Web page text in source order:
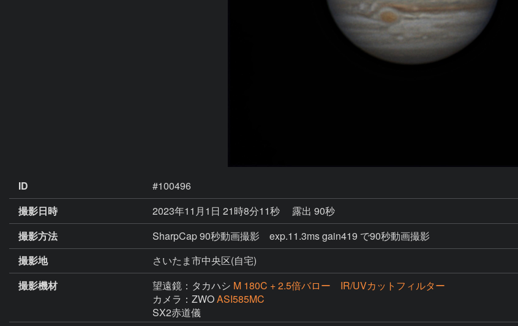
ID
#100496
撮影日時
2023年11月1日 21時8分11秒
露出 90秒
撮影方法
SharpCap 90秒動画撮影 exp.11.3ms gain419 で90秒動画撮影
撮影地
さいたま市中央区(自宅)
撮影機材
望遠鏡：タカハシ M 180C + 2.5倍バロー IR/UVカットフィルター
カメラ：ZWOASI585MC
SX2赤道儀